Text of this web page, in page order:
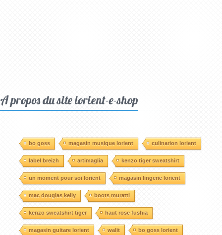
A propos du site lorient-e-shop
bo goss magasin musique lorient culinarion lorient
label breizh artimaglia kenzo tiger sweatshirt
un moment pour soi lorient magasin lingerie lorient
mac douglas kelly boots muratti
kenzo sweatshirt tiger haut rose fushia
magasin guitare lorient walit bo goss lorient